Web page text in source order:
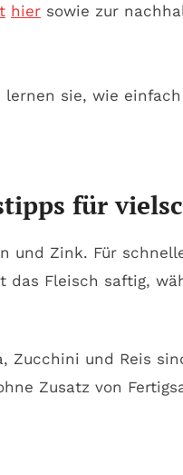
hier sowie zur
für
Zink. Für
Fleisch saftig,
Zucchini und Reis
Zusatz von